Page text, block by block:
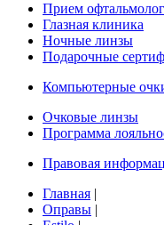
Прием
Глазная клиника
Ночные линзы
Подарочные
Компьютерные
Очковые линзы
Программа
Правовая
Главная |
Оправы |